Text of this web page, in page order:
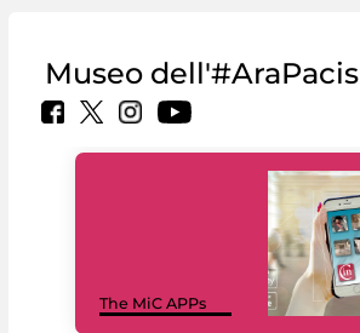
Museo dell'#AraPacis
The MiC APPs